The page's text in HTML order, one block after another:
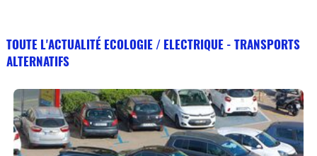
TOUTE L'ACTUALITÉ ECOLOGIE / ELECTRIQUE - TRANSPORTS
ALTERNATIFS